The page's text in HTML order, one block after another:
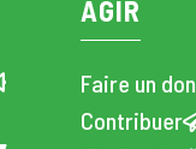
AGIR
Faire un don
Contribuer